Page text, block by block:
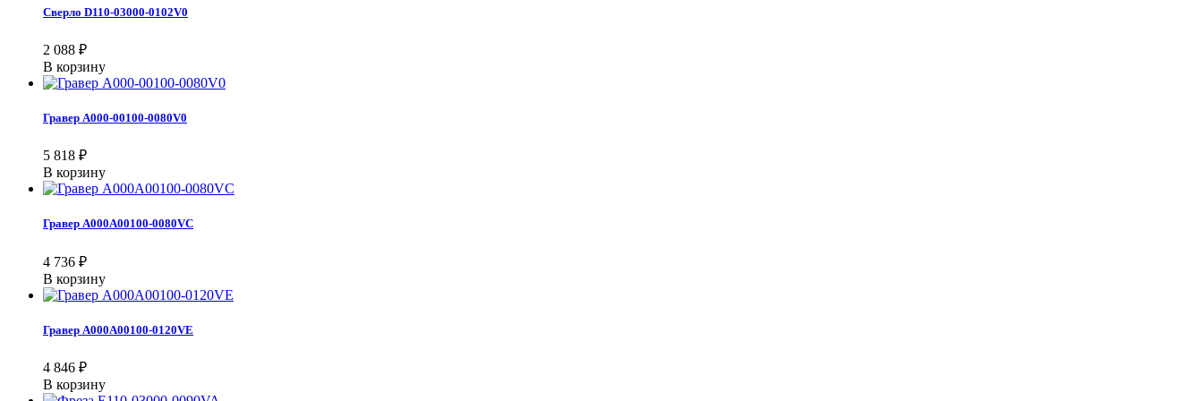
Сверло D110-03000-0102V0
2 088 ₽
В корзину
Гравер A000-00100-0080V0
5 818 ₽
В корзину
Гравер A000A00100-0080VC
4 736 ₽
В корзину
Гравер A000A00100-0120VE
4 846 ₽
В корзину